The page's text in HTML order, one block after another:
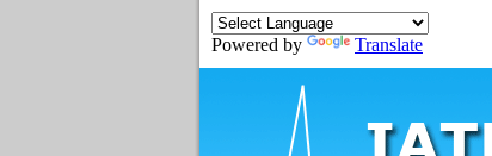
Powered by Translate